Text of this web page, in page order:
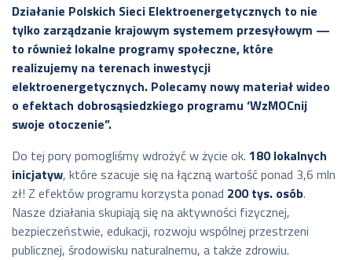
Działanie Polskich Sieci Elektroenergetycznych to nie
tylko zarządzanie krajowym systemem przesyłowym —
to również lokalne programy społeczne, które
realizujemy na terenach inwestycji
elektroenergetycznych. Polecamy nowy materiał wideo
o efektach dobrosąsiedzkiego programu ‘WzMOCnij
swoje otoczenie”.
Do tej pory pomogliśmy wdrożyć w życie ok. 180 lokalnych
inicjatyw, które szacuje się na łączną wartość ponad 3,6 mln
zł! Z efektów programu korzysta ponad 200 tys. osób.
Nasze działania skupiają się na aktywności fizycznej,
bezpieczeństwie, edukacji, rozwoju wspólnej przestrzeni
publicznej, środowisku naturalnemu, a także zdrowiu.